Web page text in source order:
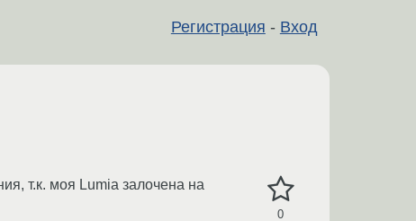
Регистрация - Вход
0
т.к. моя Lumia залочена на